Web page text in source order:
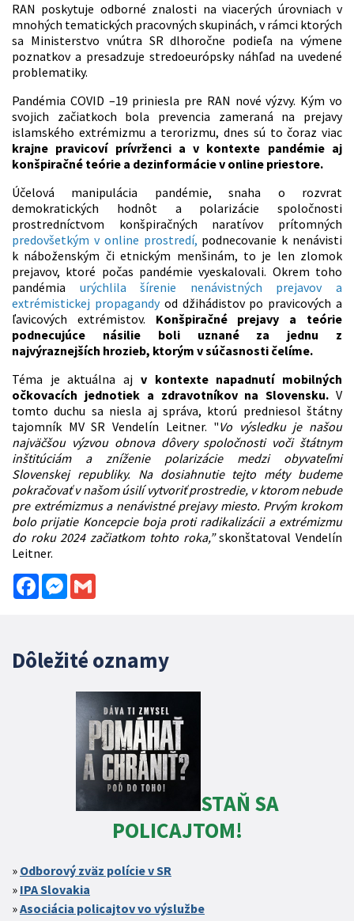
RAN poskytuje odborné znalosti na viacerých úrovniach v
mnohých tematických pracovných skupinách, v rámci ktorých
sa Ministerstvo vnútra SR dlhoročne podieľa na výmene
poznatkov a presadzuje stredoeurópsky náhľad na uvedené
problematiky.
Pandémia COVID –19 priniesla pre RAN nové výzvy. Kým vo
svojich začiatkoch bola prevencia zameraná na prejavy
islamského extrémizmu a terorizmu, dnes sú to čoraz viac
krajne pravicoví prívrženci a v kontexte pandémie aj
konšpiračné teórie a dezinformácie v online priestore.
Účelová manipulácia pandémie, snaha o rozvrat
demokratických hodnôt a polarizácie spoločnosti
prostredníctvom konšpiračných naratívov prítomných
predovšetkým v online prostredí, podnecovanie k nenávisti
k náboženským či etnickým menšinám, to je len zlomok
prejavov, ktoré počas pandémie vyeskalovali. Okrem toho
pandémia urýchlila šírenie nenávistných prejavov a
extrémistickej propagandyod džihádistov po pravicových a
ľavicových extrémistov. Konšpiračné prejavy a teórie
podnecujúce násilie boli uznané za jednu z
najvýraznejších hrozieb, ktorým v súčasnosti čelíme.
Téma je aktuálna aj v kontexte napadnutí mobilných
očkovacích jednotiek a zdravotníkov na Slovensku. V
tomto duchu sa niesla aj správa, ktorú predniesol štátny
tajomník MV SR Vendelín Leitner. "Vo výsledku je našou
najväčšou výzvou obnova dôvery spoločnosti voči štátnym
inštitúciám a zníženie polarizácie medzi obyvateľmi
Slovenskej republiky. Na dosiahnutie tejto méty budeme
pokračovať v našom úsilí vytvoriť prostredie, v ktorom nebude
pre extrémizmus a nenávistné prejavy miesto. Prvým krokom
bolo prijatie Koncepcie boja proti radikalizácii a extrémizmu
do roku 2024 začiatkom tohto roka,”skonštatoval Vendelín
Leitner.
FacebookMessenger
Dôležité oznamy
STAŇ SA
POLICAJTOM!
Odborový zväz polície v SR
IPA Slovakia
Asociácia policajtov vo výslužbe